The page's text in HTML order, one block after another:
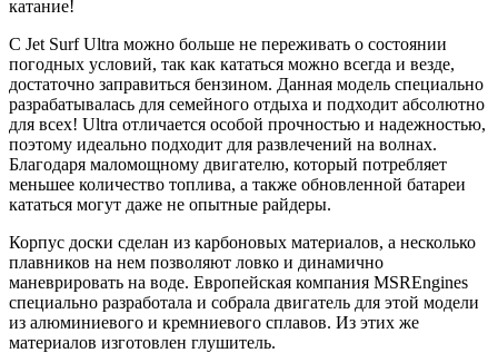
катание!
С Jet Surf Ultra можно больше не переживать о состоянии
погодных условий, так как кататься можно всегда и везде,
достаточно заправиться бензином. Данная модель специально
разрабатывалась для семейного отдыха и подходит абсолютно
для всех! Ultra отличается особой прочностью и надежностью,
поэтому идеально подходит для развлечений на волнах.
Благодаря маломощному двигателю, который потребляет
меньшее количество топлива, а также обновленной батареи
кататься могут даже не опытные райдеры.
Корпус доски сделан из карбоновых материалов, а несколько
плавников на нем позволяют ловко и динамично
маневрировать на воде. Европейская компания MSREngines
специально разработала и собрала двигатель для этой модели
из алюминиевого и кремниевого сплавов. Из этих же
материалов изготовлен глушитель.